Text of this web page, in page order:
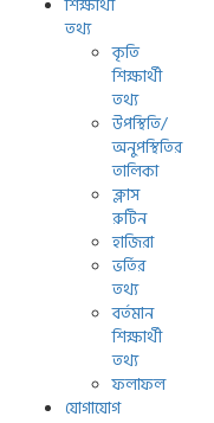
তথ্য
কৃতি
শিক্ষার্থী
তথ্য
উপস্থিতি/
অনুপস্থিতির
তালিকা
ক্লাস
রুটিন
হাজিরা
ভর্তির
তথ্য
বর্তমান
শিক্ষার্থী
তথ্য
ফলাফল
যোগাযোগ